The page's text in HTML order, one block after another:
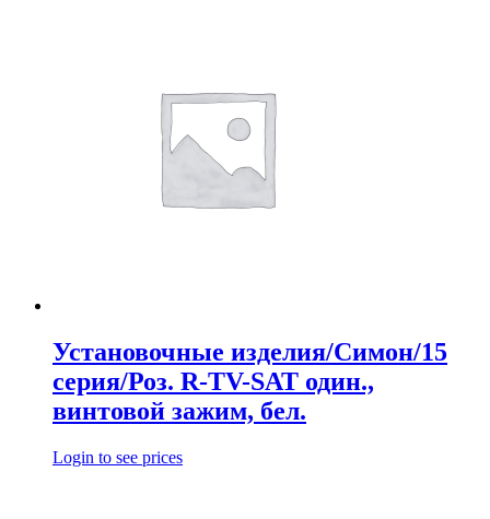
Установочные изделия/Симон/15
серия/Роз. R-TV-SAT один.,
винтовой зажим, бел.
Login to see prices